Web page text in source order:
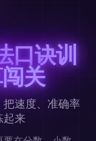
口诀训
关
速度、准确率
起来